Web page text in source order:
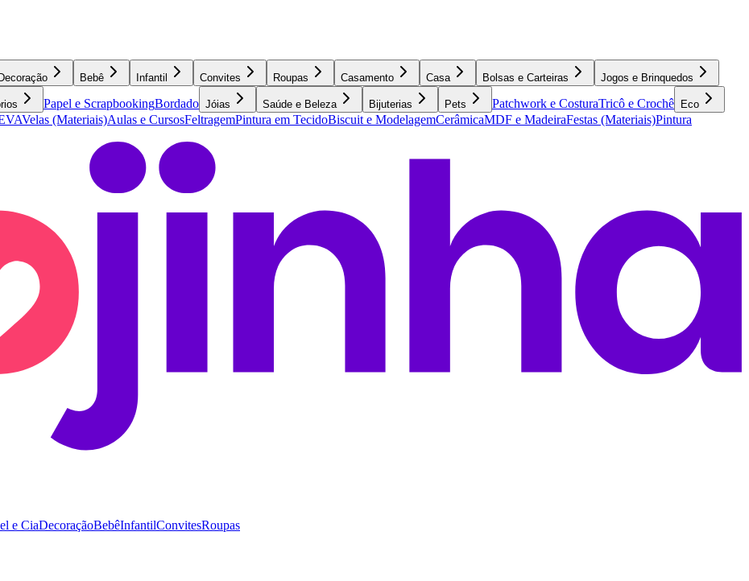
Decoração Bebê Infantil Convites Roupas Casamento Casa Bolsas e Carteiras Jogos e Brinquedos
Papel e ScrapbookingBordado Jóias Saúde e Beleza Bijuterias Pets Patchwork e CosturaTricô e Crochê Eco
Velas (Materiais)Aulas e CursosFeltragemPintura em TecidoBiscuit e ModelagemCerâmicaMDF e MadeiraFestas (Materiais)Pintura
e CiaDecoraçãoBebêInfantilConvitesRoupas